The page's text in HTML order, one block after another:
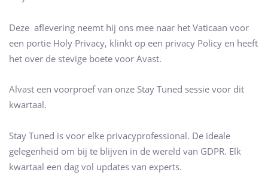
Deze aflevering neemt hij ons mee naar het Vaticaan voor
een portie Holy Privacy, klinkt op een privacy Policy en heeft
het over de stevige boete voor Avast.
Alvast een voorproef van onze Stay Tuned sessie voor dit
kwartaal.
Stay Tuned is voor elke privacyprofessional. De ideale
gelegenheid om bij te blijven in de wereld van GDPR. Elk
kwartaal een dag vol updates van experts.